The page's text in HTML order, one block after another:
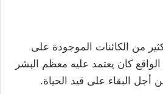
من الكائنات الموجودة على
كان يعتمد عليه معظم البشر
أجل البقاء على قيد الحياة.